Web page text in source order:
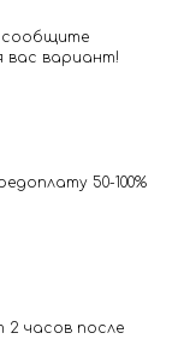
сообщите
вас вариант!
50-100%
часов после